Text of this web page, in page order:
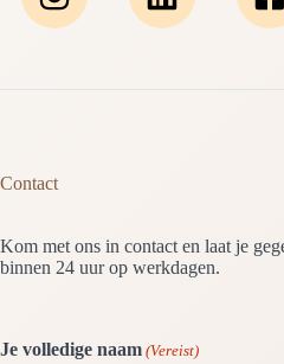
Contact
Kom met ons in contact en laat je
binnen 24 uur op werkdagen.
Je volledige naam (Vereist)